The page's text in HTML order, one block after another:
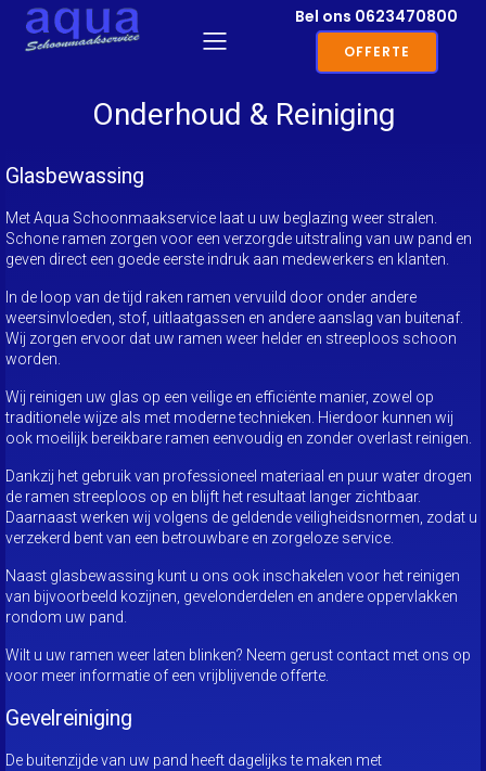
Bel ons 0623470800
OFFERTE
Onderhoud & Reiniging
Glasbewassing
Met Aqua Schoonmaakservice laat u uw beglazing weer stralen.
Schone ramen zorgen voor een verzorgde uitstraling van uw pand en
geven direct een goede eerste indruk aan medewerkers en klanten.
In de loop van de tijd raken ramen vervuild door onder andere
weersinvloeden, stof, uitlaatgassen en andere aanslag van buitenaf.
Wij zorgen ervoor dat uw ramen weer helder en streeploos schoon
worden.
Wij reinigen uw glas op een veilige en efficiënte manier, zowel op
traditionele wijze als met moderne technieken. Hierdoor kunnen wij
ook moeilijk bereikbare ramen eenvoudig en zonder overlast reinigen.
Dankzij het gebruik van professioneel materiaal en puur water drogen
de ramen streeploos op en blijft het resultaat langer zichtbaar.
Daarnaast werken wij volgens de geldende veiligheidsnormen, zodat u
verzekerd bent van een betrouwbare en zorgeloze service.
Naast glasbewassing kunt u ons ook inschakelen voor het reinigen
van bijvoorbeeld kozijnen, gevelonderdelen en andere oppervlakken
rondom uw pand.
Wilt u uw ramen weer laten blinken? Neem gerust contact met ons op
voor meer informatie of een vrijblijvende offerte.
Gevelreiniging
De buitenzijde van uw pand heeft dagelijks te maken met